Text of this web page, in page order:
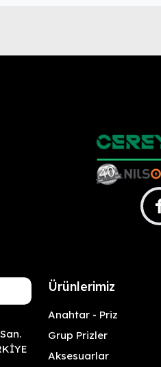
Ürünlerimiz
Anahtar - Priz
Grup Prizler
Aksesuarlar